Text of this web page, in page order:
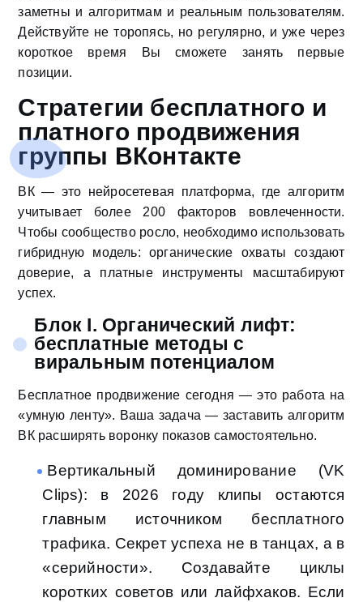
заметны и алгоритмам и реальным пользователям.
Действуйте не торопясь, но регулярно, и уже через
короткое время Вы сможете занять первые
позиции.
Стратегии бесплатного и
платного продвижения
группы ВКонтакте
ВК — это нейросетевая платформа, где алгоритм
учитывает более 200 факторов вовлеченности.
Чтобы сообщество росло, необходимо использовать
гибридную модель: органические охваты создают
доверие, а платные инструменты масштабируют
успех.
Блок I. Органический лифт:
бесплатные методы с
виральным потенциалом
Бесплатное продвижение сегодня — это работа на
«умную ленту». Ваша задача — заставить алгоритм
ВК расширять воронку показов самостоятельно.
Вертикальный доминирование (VK
Clips): в 2026 году клипы остаются
главным источником бесплатного
трафика. Секрет успеха не в танцах, а в
«серийности». Создавайте циклы
коротких советов или лайфхаков. Если